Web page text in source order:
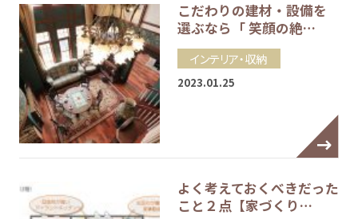
こだわりの建材・設備を
選ぶなら「 笑顔の絶…
インテリア・収納
2023.01.25
よく考えておくべきだった
こと２点【家づくり…